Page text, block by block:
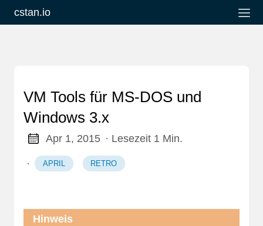
cstan.io
VM Tools für MS-DOS und
Windows 3.x
Apr 1, 2015 · Lesezeit 1 Min.
· APRIL RETRO
Hinweis